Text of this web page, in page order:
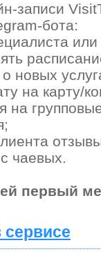
записи
бота:
на карту/
на
чаевых.
первый
сервисе